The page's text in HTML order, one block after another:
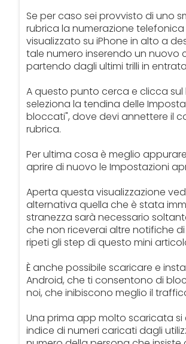
Se per caso sei provvisto di uno
rubrica la numerazione
visualizzato su iPhone in alto a
tale numero inserendo un nuovo
partendo dagli ultimi trilli in
A questo punto cerca e clicca
seleziona la tendina delle
bloccati", dove devi annettere il
rubrica.
Per ultima cosa è meglio
aprire di nuovo le Impostazioni
Aperta questa visualizzazione
alternativa quella che è stata
stranezza sarà necessario
che non riceverai altre notifiche
ripeti gli step di questo mini
È anche possibile scaricare e
Android, che ti consentono di
noi, che inibiscono meglio il
Una prima app molto scaricata
indice di numeri caricati dagli